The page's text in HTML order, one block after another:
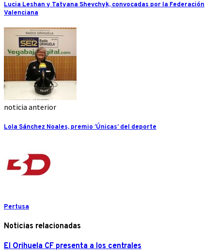
Lucia Leshan y Tatyana Shevchyk, convocadas por la Federación
Valenciana
noticia anterior
Lola Sánchez Noales, premio ‘Únicas’ del deporte
Pertusa
Noticias relacionadas
El Orihuela CF presenta a los centrales